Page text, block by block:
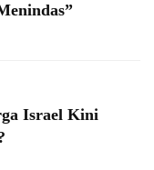
Israel Kini